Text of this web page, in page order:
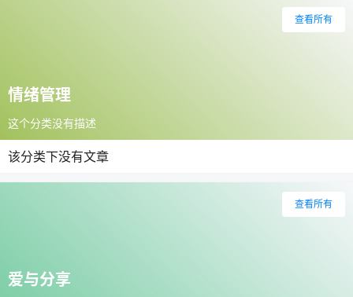
情绪管理
这个分类没有描述
查看所有
该分类下没有文章
爱与分享
查看所有